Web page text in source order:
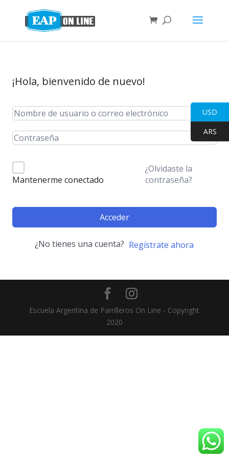
¡Hola, bienvenido de nuevo!
Mantenerme conectado
¿Olvidaste la
contraseña?
Acceder
¿No tienes una cuenta? Regístrate ahora
Escuela Argentina de Parrilleros On Line - Copyright
2020
USD
ARS